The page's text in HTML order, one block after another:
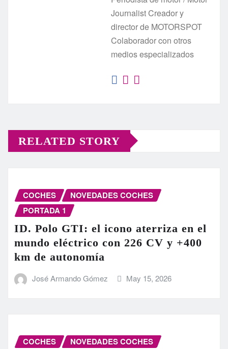
Journalist Creador y
director de MOTORSPOT
Colaborador con otros
medios especializados
RELATED STORY
COCHES
NOVEDADES COCHES
PORTADA 1
ID. Polo GTI: el icono aterriza en el
mundo eléctrico con 226 CV y +400
km de autonomía
José Armando Gómez May 15, 2026
COCHES
NOVEDADES COCHES